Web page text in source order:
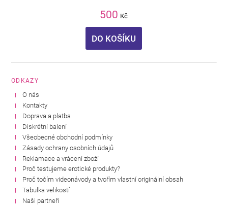
500 Kč
DO KOŠÍKU
ODKAZY
O nás
Kontakty
Doprava a platba
Diskrétní balení
Všeobecné obchodní podmínky
Zásady ochrany osobních údajů
Reklamace a vrácení zboží
Proč testujeme erotické produkty?
Proč točím videonávody a tvořím vlastní originální obsah
Tabulka velikostí
Naši partneři